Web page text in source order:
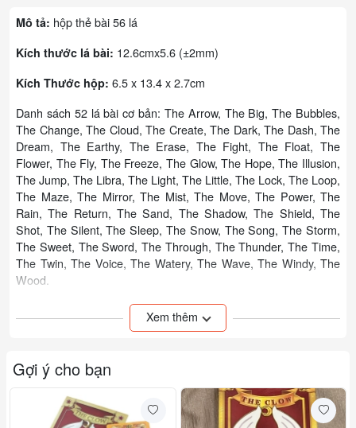
Mô tả: hộp thẻ bài 56 lá
Kích thước lá bài: 12.6cmx5.6 (±2mm)
Kích Thước hộp: 6.5 x 13.4 x 2.7cm
​Danh sách 52 lá bài cơ bản: The Arrow, The Big, The Bubbles,
The Change, The Cloud, The Create, The Dark, The Dash, The
Dream, The Earthy, The Erase, The Fight, The Float, The
Flower, The Fly, The Freeze, The Glow, The Hope, The Illusion,
The Jump, The Libra, The Light, The Little, The Lock, The Loop,
The Maze, The Mirror, The Mist, The Move, The Power, The
Rain, The Return, The Sand, The Shadow, The Shield, The
Shot, The Silent, The Sleep, The Snow, The Song, The Storm,
The Sweet, The Sword, The Through, The Thunder, The Time,
The Twin, The Voice, The Watery, The Wave, The Windy, The
Wood.
Cả 2 bộ bài Sakura mini và Clow Mini được bổ sung thêm các lá
The Hope
Nameless
Xem thêm
Gợi ý cho bạn